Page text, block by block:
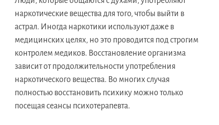
наркотические вещества для того, чтобы выйти в
астрал. Иногда наркотики используют даже в
медицинских целях, но это проводится под строгим
контролем медиков. Восстановление организма
зависит от продолжительности употребления
наркотического вещества. Во многих случая
полностью восстановить психику можно только
посещая сеансы психотерапевта.